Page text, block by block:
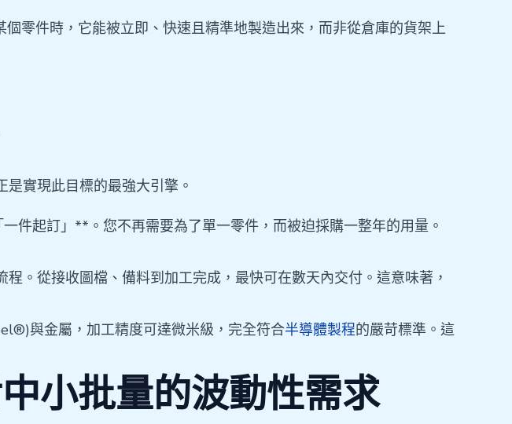
零件時，它能被立即、快速且精準地製造出來，而非從倉庫的貨架上
實現此目標的最強大引擎。
件起訂」**。您不再需要為了單一零件，而被迫採購一整年的用量。
。從接收圖檔、備料到加工完成，最快可在數天內交付。這意味著，
與金屬，加工精度可達微米級，完全符合半導體製程的嚴苛標準。這
小批量的波動性需求